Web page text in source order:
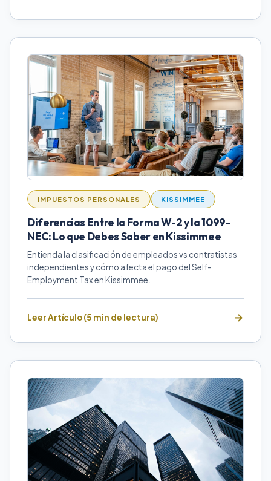
IMPUESTOS PERSONALES KISSIMMEE
Diferencias Entre la Forma W-2 y la 1099-
NEC: Lo que Debes Saber en Kissimmee
Entienda la clasificación de empleados vs contratistas
independientes y cómo afecta el pago del Self-
Employment Tax en Kissimmee.
Leer Artículo (5 min de lectura)